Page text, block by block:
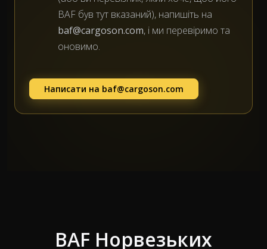
BAF був тут вказаний), напишіть на
baf@cargoson.com, і ми перевіримо та
оновимо.
Написати на baf@cargoson.com
BAF Норвезьких